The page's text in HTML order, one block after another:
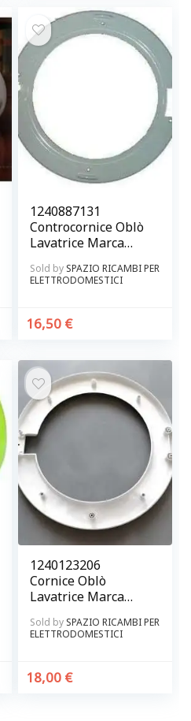
1240887131
Controcornice Oblò
Lavatrice Marca
Originale
Sold by SPAZIO RICAMBI PER
ELETTRODOMESTICI
16,50 €
1240123206
Cornice Oblò
Lavatrice Marca
Sold by SPAZIO RICAMBI PER
ELETTRODOMESTICI
18,00 €